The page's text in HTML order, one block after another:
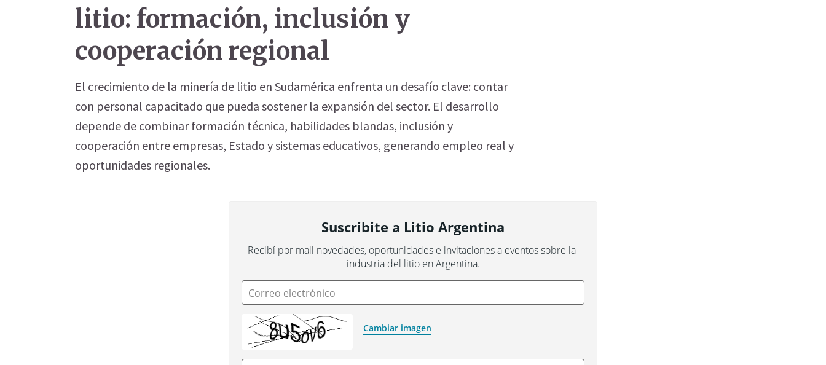
litio: formación, inclusión y
cooperación regional
El crecimiento de la minería de litio en Sudamérica enfrenta un desafío clave: contar
con personal capacitado que pueda sostener la expansión del sector. El desarrollo
depende de combinar formación técnica, habilidades blandas, inclusión y
cooperación entre empresas, Estado y sistemas educativos, generando empleo real y
oportunidades regionales.
Suscribite a Litio Argentina
Recibí por mail novedades, oportunidades e invitaciones a eventos sobre la
industria del litio en Argentina.
Correo electrónico
Cambiar imagen